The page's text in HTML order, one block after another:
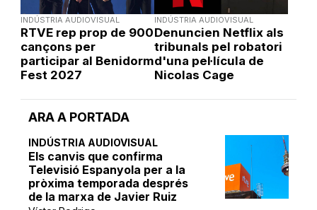
ARA A PORTADA
INDÚSTRIA AUDIOVISUAL
Els canvis que confirma
Televisió Espanyola per a la
pròxima temporada després
de la marxa de Javier Ruiz
INDÚSTRIA AUDIOVISUAL
RTVE rep prop de 900
cançons per
participar al Benidorm
Fest 2027
INDÚSTRIA AUDIOVISUAL
Denuncien Netflix als
tribunals pel robatori
d'una pel·lícula de
Nicolas Cage